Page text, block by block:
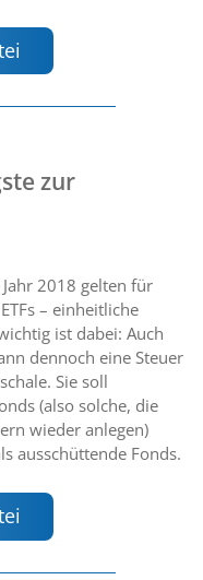
zur
2018 gelten für
– einheitliche
ist dabei: Auch
dennoch eine Steuer
Sie soll
(also solche, die
wieder anlegen)
ausschüttende Fonds.